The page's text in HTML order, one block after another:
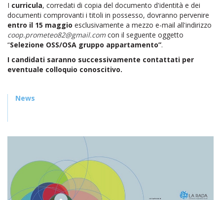
I curricula, corredati di copia del documento d'identità e dei
documenti comprovanti i titoli in possesso, dovranno pervenire
entro il 15 maggio esclusivamente a mezzo e-mail all'indirizzo
coop.prometeo82@gmail.comcon il seguente oggetto
“Selezione OSS/OSA gruppo appartamento”.
I candidati saranno successivamente contattati per
eventuale colloquio conoscitivo.
News